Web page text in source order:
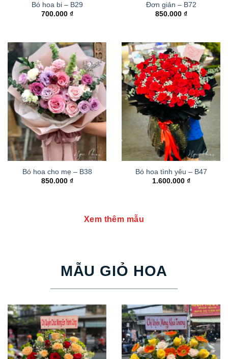
Bó hoa bi – B29
700.000 ₫
Đơn giản – B72
850.000 ₫
Bó hoa cho mẹ – B38
850.000 ₫
Bó hoa tình yêu – B47
1.600.000 ₫
Xem thêm mẫu
MẪU GIỎ HOA